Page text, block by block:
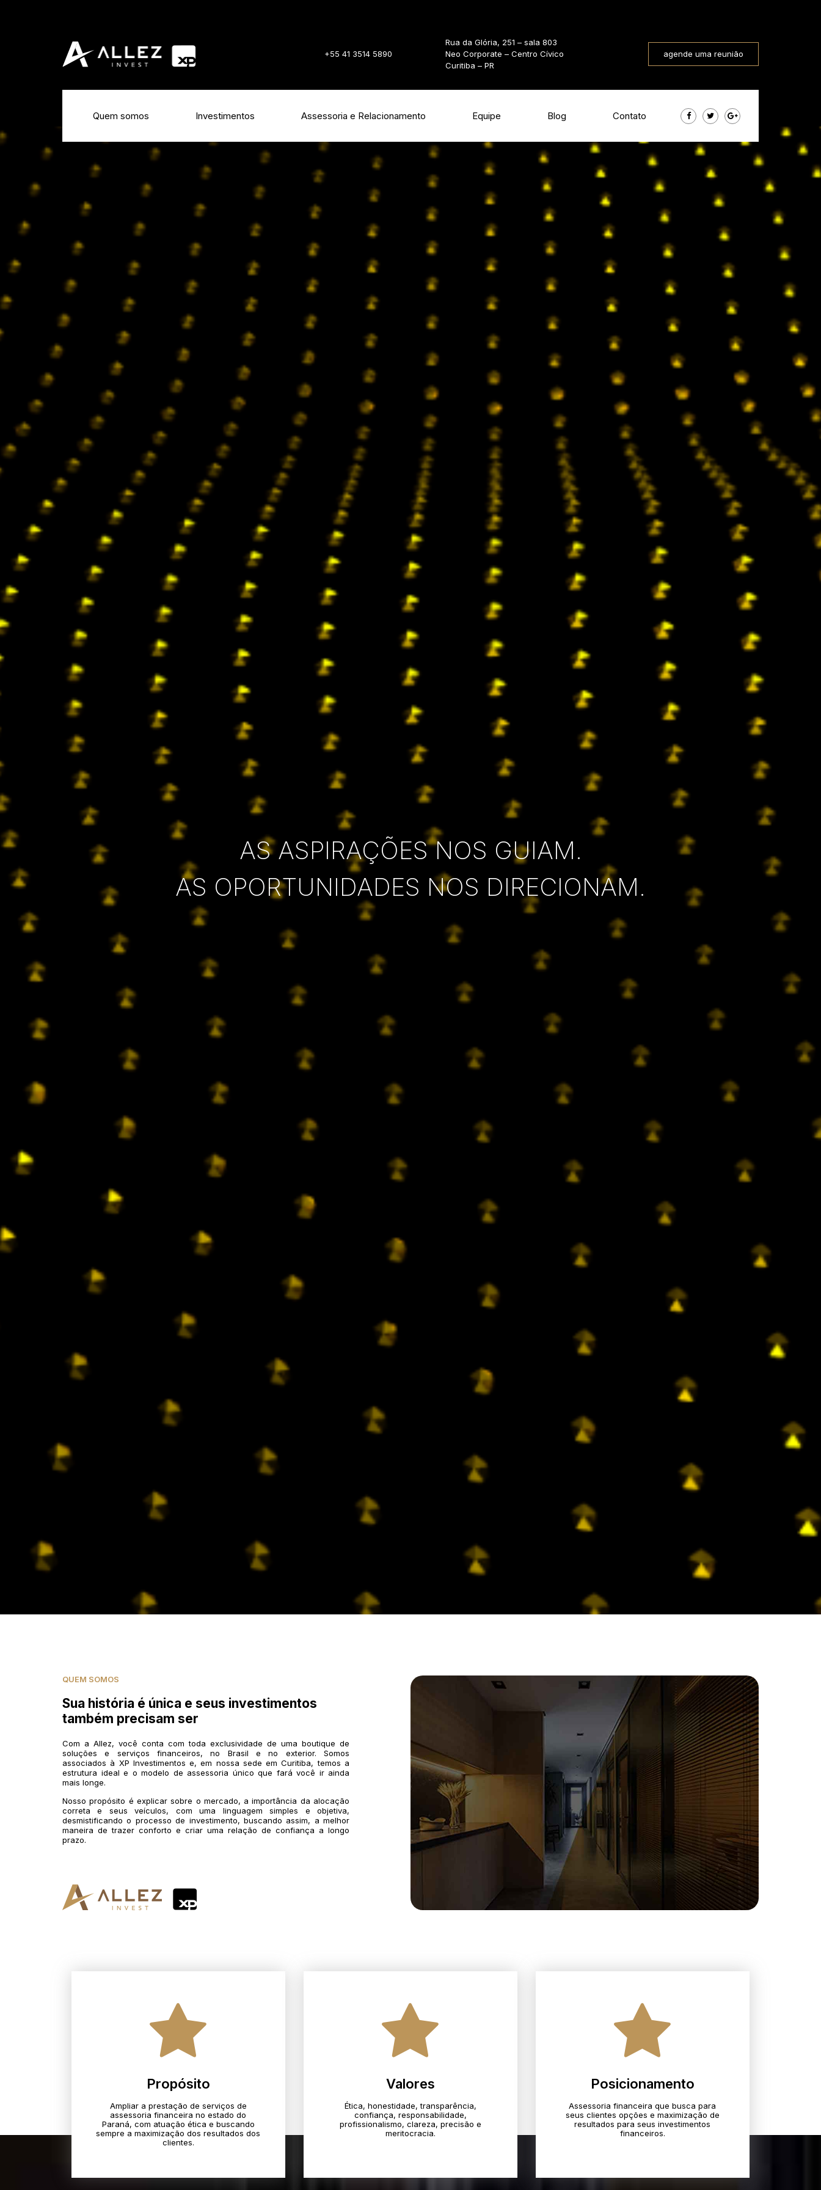
+55 41 3514 5890
Rua da Glória, 251 – sala 803
Neo Corporate – Centro Cívico
Curitiba – PR
agende uma reunião
Quem somos Investimentos Assessoria e Relacionamento Equipe Blog Contato
AS ASPIRAÇÕES NOS GUIAM.
AS OPORTUNIDADES NOS DIRECIONAM.
QUEM SOMOS
Sua história é única e seus investimentos
também precisam ser
Com a Allez, você conta com toda exclusividade de uma boutique de
soluções e serviços financeiros, no Brasil e no exterior. Somos
associados à XP Investimentos e, em nossa sede em Curitiba, temos a
estrutura ideal e o modelo de assessoria único que fará você ir ainda
mais longe.
Nosso propósito é explicar sobre o mercado, a importância da alocação
correta e seus veículos, com uma linguagem simples e objetiva,
desmistificando o processo de investimento, buscando assim, a melhor
maneira de trazer conforto e criar uma relação de confiança a longo
prazo.
Propósito
Ampliar a prestação de serviços de
assessoria financeira no estado do
Paraná, com atuação ética e buscando
sempre a maximização dos resultados dos
clientes.
Valores
Ética, honestidade, transparência,
confiança, responsabilidade,
profissionalismo, clareza, precisão e
meritocracia.​
Posicionamento
Assessoria financeira que busca para
seus clientes opções e maximização de
resultados para seus investimentos
financeiros.